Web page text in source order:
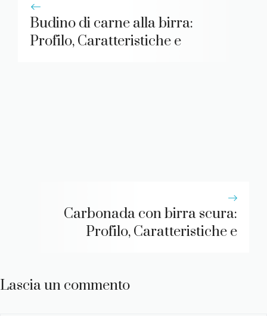
Budino di carne alla birra:
Profilo, Caratteristiche e
Carbonada con birra scura:
Profilo, Caratteristiche e
Lascia un commento